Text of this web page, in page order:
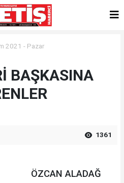
2021 - Pazar
BAŞKASINA
1361
ÖZCAN ALADAĞ